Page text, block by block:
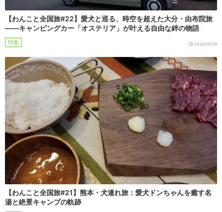
【わんこと全国旅#22】愛犬と巡る、時空を超えた大分・由布院旅
――キャンピングカー「オステリア」が叶える自由な絆の物語
特集 2026/08/09
【わんこと全国旅#21】熊本・犬連れ旅：愛犬ドンちゃんを癒す名
湯と絶景キャンプの軌跡